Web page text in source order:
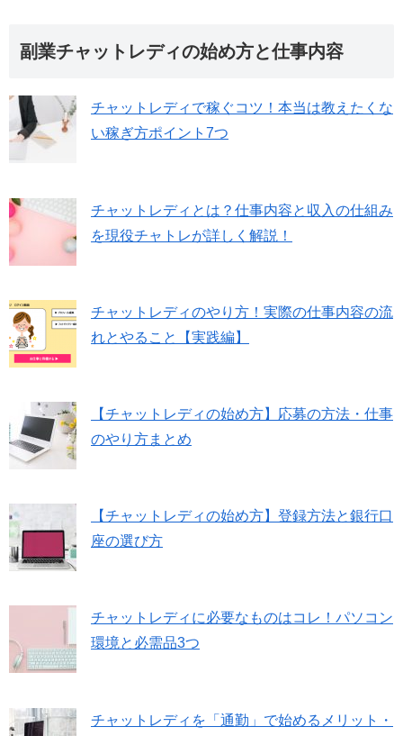
副業チャットレディの始め方と仕事内容
チャットレディで稼ぐコツ！本当は教えたくな
い稼ぎ方ポイント7つ
チャットレディとは？仕事内容と収入の仕組み
を現役チャトレが詳しく解説！
チャットレディのやり方！実際の仕事内容の流
れとやること【実践編】
【チャットレディの始め方】応募の方法・仕事
のやり方まとめ
【チャットレディの始め方】登録方法と銀行口
座の選び方
チャットレディに必要なものはコレ！パソコン
環境と必需品3つ
チャットレディを「通勤」で始めるメリット・